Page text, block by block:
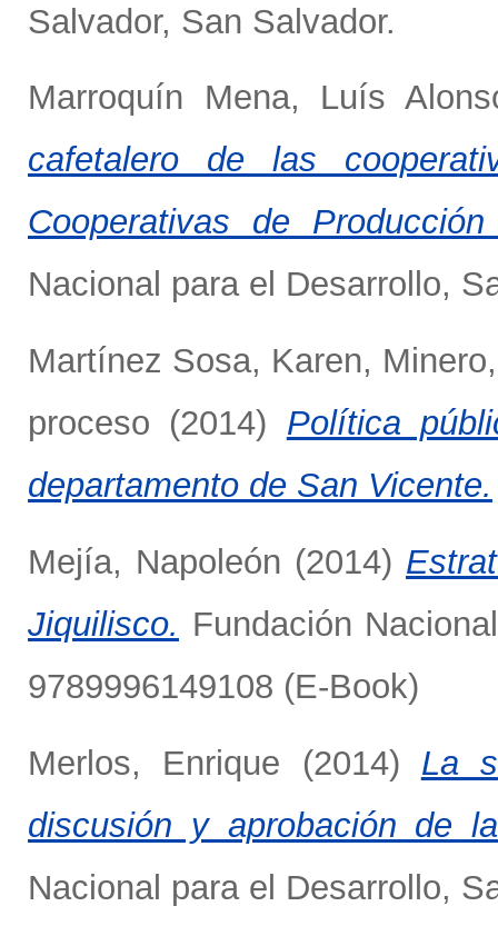
Salvador, San Salvador.
Marroquín Mena, Luís
cafetalero de las
Cooperativas de
Nacional para el Desarrollo,
Martínez Sosa, Karen,
proceso (2014) Política
departamento de San Vicente.
Mejía, Napoleón (2014)
Jiquilisco. Fundación
9789996149108 (E-Book)
Merlos, Enrique (2014) La
discusión y aprobación de
Nacional para el Desarrollo,